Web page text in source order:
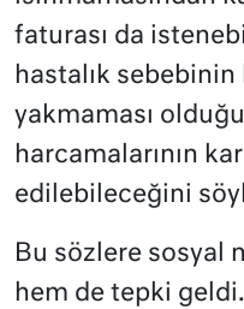
faturası da
hastalık
yakmaması
harcamalarının
edilebileceğini
Bu sözlere sosyal
hem de tepki